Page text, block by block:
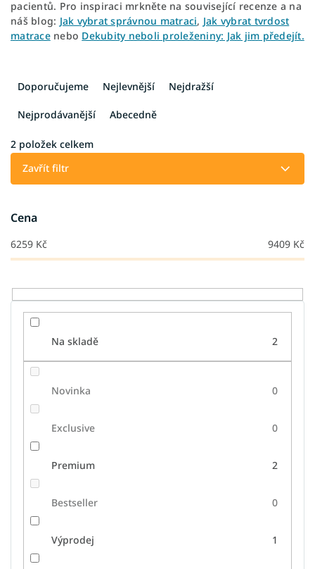
pacientů. Pro inspiraci mrkněte na související recenze a na
náš blog: Jak vybrat správnou matraci, Jak vybrat tvrdost
matracenebo Dekubity neboli proleženiny: Jak jim předejít.
í
u
k
t
Doporučujeme Nejlevnější Nejdražší
Nejprodávanější Abecedně
2 položek celkem
Zavřít filtr
Cena
6259 Kč 9409 Kč
Na skladě 2
Novinka 0
Exclusive 0
Premium 2
Bestseller 0
Výprodej 1